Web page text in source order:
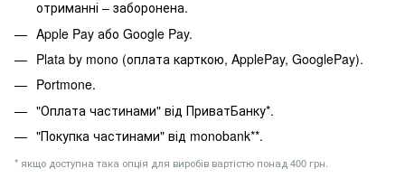
отриманні – заборонена.
Apple Pay або Google Pay.
Plata by mono (оплата карткою, ApplePay, GooglePay).
Portmone.
"Оплата частинами" від ПриватБанку*.
"Покупка частинами" від monobank**.
* якщо доступна така опція для виробів вартістю понад 400 грн.